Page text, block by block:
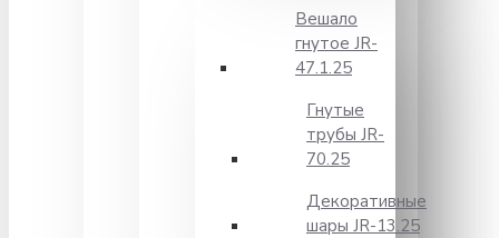
Вешало
гнутое JR-
47.1.25
Гнутые
трубы JR-
70.25
Декоративные
шары JR-13.25